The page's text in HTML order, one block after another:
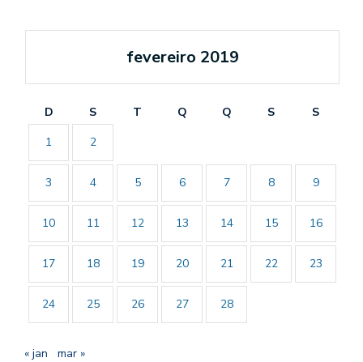
fevereiro 2019
D S T Q Q S
S
1
2
3 4 5 6 7 8 9
10 11 12 13 14 15 16
17 18 19 20 21 22 23
24 25 26 27 28
« jan mar »